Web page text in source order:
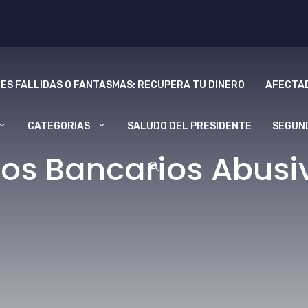
FALLIDAS O FANTASMAS: RECUPERA TU DINERO
CATEGORIAS SALUDO DEL PRESIDENTE
Bancarios